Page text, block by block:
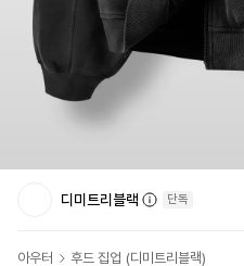
디미트리블랙 단독
아우터 후드 집업 (디미트리블랙)